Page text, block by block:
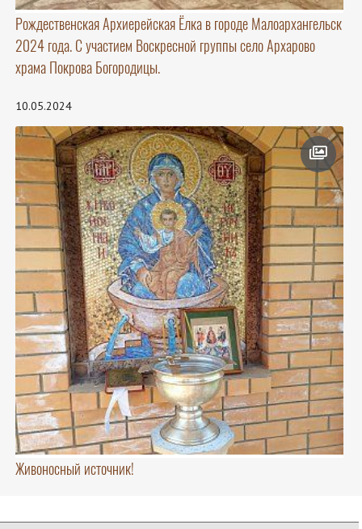
Рождественская Архиерейская Ёлка в городе Малоархангельск
2024 года. С участием Воскресной группы село Архарово
храма Покрова Богородицы.
10.05.2024
Живоносный источник!